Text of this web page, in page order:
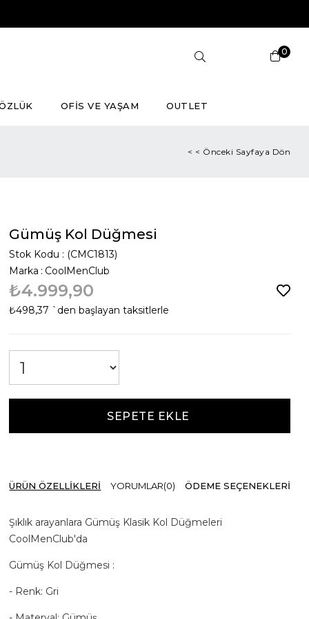
0
OFİS VE YAŞAM OUTLET
< < Önceki Sayfaya Dön
Gümüş Kol Düğmesi
Stok Kodu
(CMC1813)
Marka : CoolMenClub
₺4.999,90
₺498,37 `den başlayan taksitlerle
ÜRÜN ÖZELLIKLERI YORUMLAR(0) ÖDEME SEÇENEKLERI
Şıklık arayanlara Gümüş Klasik Kol Düğmeleri
CoolMenClub'da
Gümüş Kol Düğmesi :
- Renk: Gri